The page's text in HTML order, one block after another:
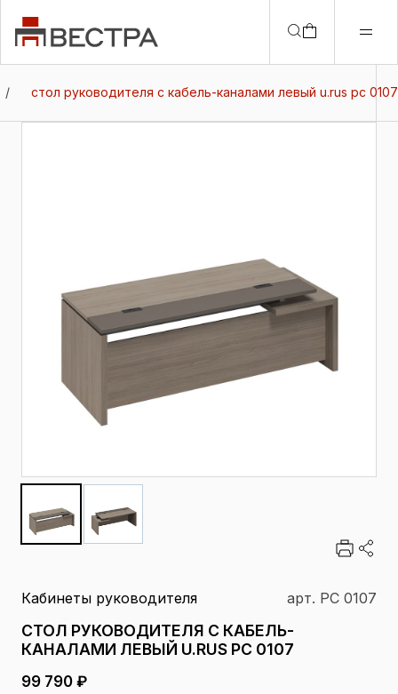
/ стол руководителя с кабель-каналами левый u.rus рс 0107
Кабинеты руководителя арт. РС 0107
СТОЛ РУКОВОДИТЕЛЯ С КАБЕЛЬ-
КАНАЛАМИ ЛЕВЫЙ U.RUS РС 0107
99 790 ₽